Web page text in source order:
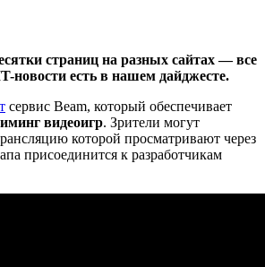
страниц на разных сайтах — все
новости есть в нашем дайджесте.
сервис Beam, который обеспечивает
видеоигр. Зрители могут
которой просматривают через
присоединится к разработчикам